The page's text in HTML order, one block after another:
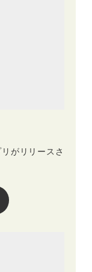
がリリースさ